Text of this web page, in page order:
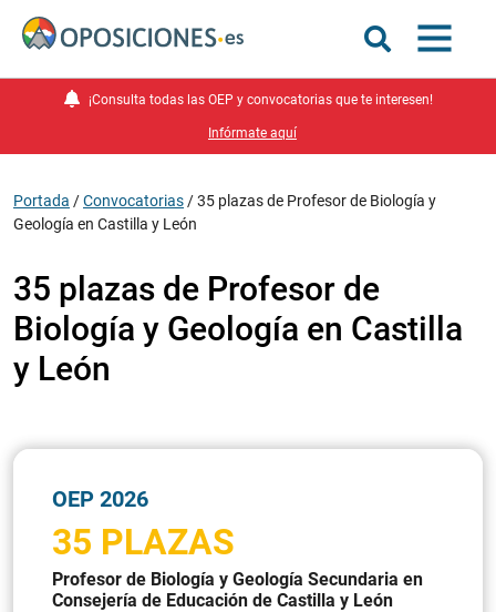
¡Consulta todas las OEP y convocatorias que te interesen!
Infórmate aquí
Portada /Convocatorias /35 plazas de Profesor de Biología y
Geología en Castilla y León
35 plazas de Profesor de
Biología y Geología en Castilla
y León
OEP 2026
35 PLAZAS
Profesor de Biología y Geología Secundaria en
Consejería de Educación de Castilla y León